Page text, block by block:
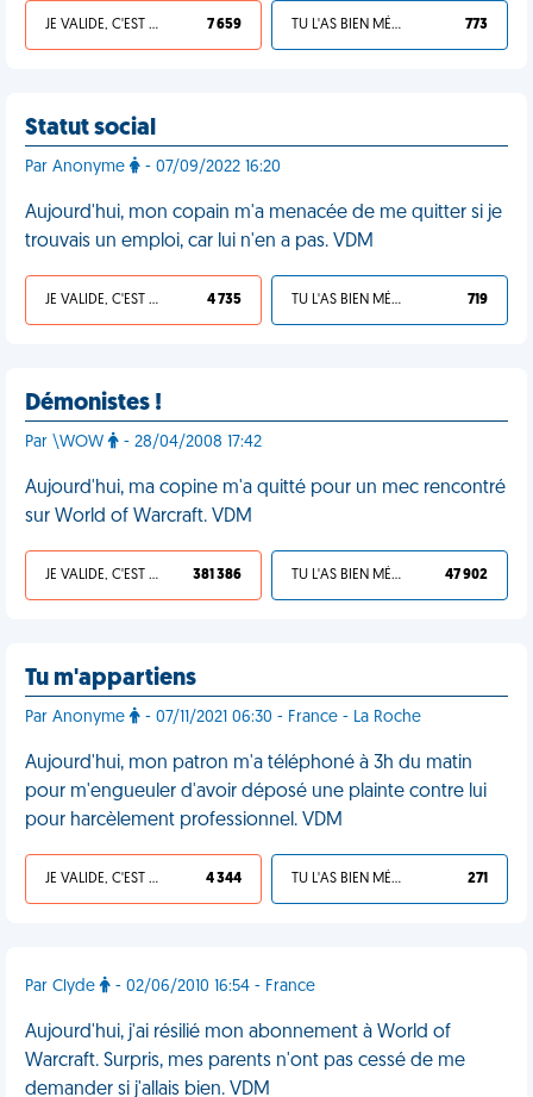
JE VALIDE, C'EST UNE VDM 7 659 TU L'AS BIEN MÉRITÉ 773
Statut social
Par Anonyme - 07/09/2022 16:20
Aujourd'hui, mon copain m'a menacée de me quitter si je
trouvais un emploi, car lui n'en a pas. VDM
JE VALIDE, C'EST UNE VDM 4 735 TU L'AS BIEN MÉRITÉ 719
Démonistes !
Par \WOW - 28/04/2008 17:42
Aujourd'hui, ma copine m'a quitté pour un mec rencontré
sur World of Warcraft. VDM
JE VALIDE, C'EST UNE VDM 381 386 TU L'AS BIEN MÉRITÉ 47 902
Tu m'appartiens
Par Anonyme - 07/11/2021 06:30 - France - La Roche
Aujourd'hui, mon patron m'a téléphoné à 3h du matin
pour m'engueuler d'avoir déposé une plainte contre lui
pour harcèlement professionnel. VDM
JE VALIDE, C'EST UNE VDM 4 344 TU L'AS BIEN MÉRITÉ 271
Par Clyde - 02/06/2010 16:54 - France
Aujourd'hui, j'ai résilié mon abonnement à World of
Warcraft. Surpris, mes parents n'ont pas cessé de me
demander si j'allais bien. VDM